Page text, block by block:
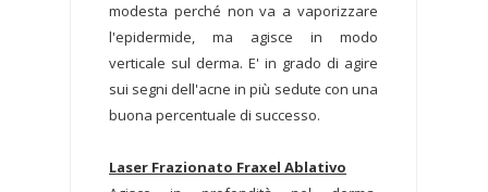
modesta perché non va a vaporizzare
l'epidermide, ma agisce in modo
verticale sul derma. E' in grado di agire
sui segni dell'acne in più sedute con una
buona percentuale di successo.
Laser Frazionato Fraxel Ablativo